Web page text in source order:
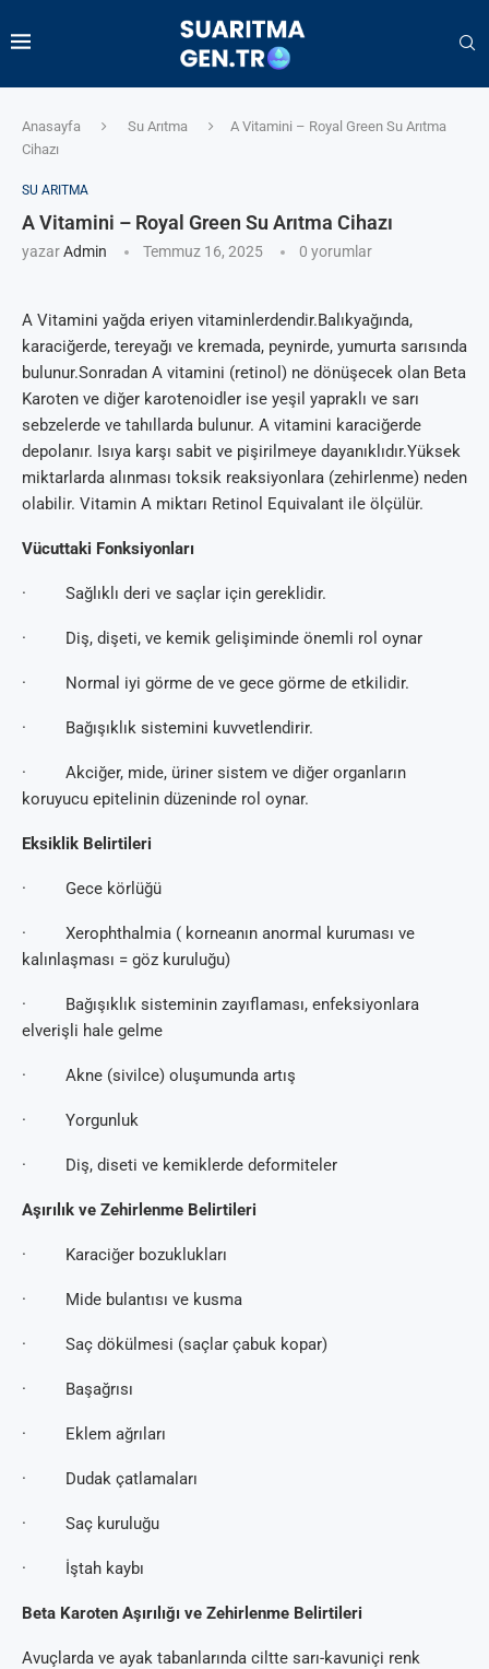
Anasayfa Su Arıtma
A Vitamini – Royal Green Su Arıtma
Cihazı
SU ARITMA
A Vitamini – Royal Green Su Arıtma Cihazı
yazarAdmin Temmuz 16, 2025 0 yorumlar
A Vitamini yağda eriyen vitaminlerdendir.Balıkyağında,
karaciğerde, tereyağı ve kremada, peynirde, yumurta sarısında
bulunur.Sonradan A vitamini (retinol) ne dönüşecek olan Beta
Karoten ve diğer karotenoidler ise yeşil yapraklı ve sarı
sebzelerde ve tahıllarda bulunur. A vitamini karaciğerde
depolanır. Isıya karşı sabit ve pişirilmeye dayanıklıdır.Yüksek
miktarlarda alınması toksik reaksiyonlara (zehirlenme) neden
olabilir. Vitamin A miktarı Retinol Equivalant ile ölçülür.
Vücuttaki Fonksiyonları
· Sağlıklı deri ve saçlar için gereklidir.
· Diş, dişeti, ve kemik gelişiminde önemli rol oynar
· Normal iyi görme de ve gece görme de etkilidir.
· Bağışıklık sistemini kuvvetlendirir.
· Akciğer, mide, üriner sistem ve diğer organların
koruyucu epitelinin düzeninde rol oynar.
Eksiklik Belirtileri
· Gece körlüğü
· Xerophthalmia ( korneanın anormal kuruması ve
kalınlaşması = göz kuruluğu)
· Bağışıklık sisteminin zayıflaması, enfeksiyonlara
elverişli hale gelme
· Akne (sivilce) oluşumunda artış
· Yorgunluk
· Diş, diseti ve kemiklerde deformiteler
Aşırılık ve Zehirlenme Belirtileri
· Karaciğer bozuklukları
· Mide bulantısı ve kusma
· Saç dökülmesi (saçlar çabuk kopar)
· Başağrısı
· Eklem ağrıları
· Dudak çatlamaları
· Saç kuruluğu
· İştah kaybı
Beta Karoten Aşırılığı ve Zehirlenme Belirtileri
Avuçlarda ve ayak tabanlarında ciltte sarı-kavuniçi renk